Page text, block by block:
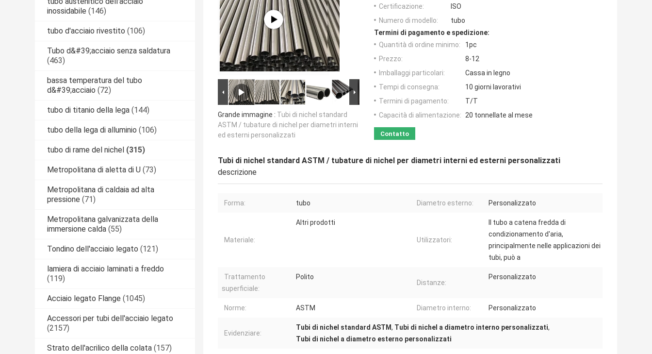
inossidabile (146)
tubo d'acciaio rivestito (106)
Tubo d&#39;acciaio senza saldatura
(463)
bassa temperatura del tubo
d&#39;acciaio (72)
tubo di titanio della lega (144)
tubo della lega di alluminio (106)
tubo di rame del nichel (315)
Metropolitana di aletta di U (73)
Metropolitana di caldaia ad alta
pressione (71)
Metropolitana galvanizzata della
immersione calda (55)
Tondino dell'acciaio legato (121)
lamiera di acciaio laminati a freddo
(119)
Acciaio legato Flange (1045)
Accessori per tubi dell'acciaio legato
(2157)
Strato dell'acrilico della colata (157)
Grande immagine : Tubi di nichel standard
ASTM / tubature di nichel per diametri interni
ed esterni personalizzati
Certificazione:
ISO
Numero di modello:
tubo
Termini di pagamento e spedizione:
Quantità di ordine minimo:
1pc
Prezzo:
8-12
Imballaggi particolari:
Cassa in legno
Tempi di consegna:
10 giorni lavorativi
Termini di pagamento:
T/T
Capacità di alimentazione: 20 tonnellate al mese
Contatto
Tubi di nichel standard ASTM / tubature di nichel per diametri interni ed esterni personalizzati
descrizione
Forma: tubo Diametro esterno: Personalizzato
Materiale:
Altri prodotti
Utilizzatori:
Il tubo a catena fredda di
condizionamento d'aria,
principalmente nelle applicazioni dei
tubi, può a
Trattamento
superficiale:
Polito
Distanze:
Personalizzato
Norme: ASTM Diametro interno: Personalizzato
Evidenziare:
Tubi di nichel standard ASTM, Tubi di nichel a diametro interno personalizzati,
Tubi di nichel a diametro esterno personalizzati